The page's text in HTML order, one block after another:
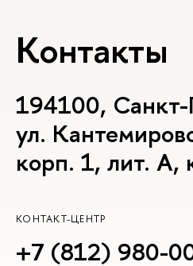
Контакты
194100, Санкт-
ул.
корп. 1, лит. А,
КОНТАКТ-ЦЕНТР
+7 (812) 980-